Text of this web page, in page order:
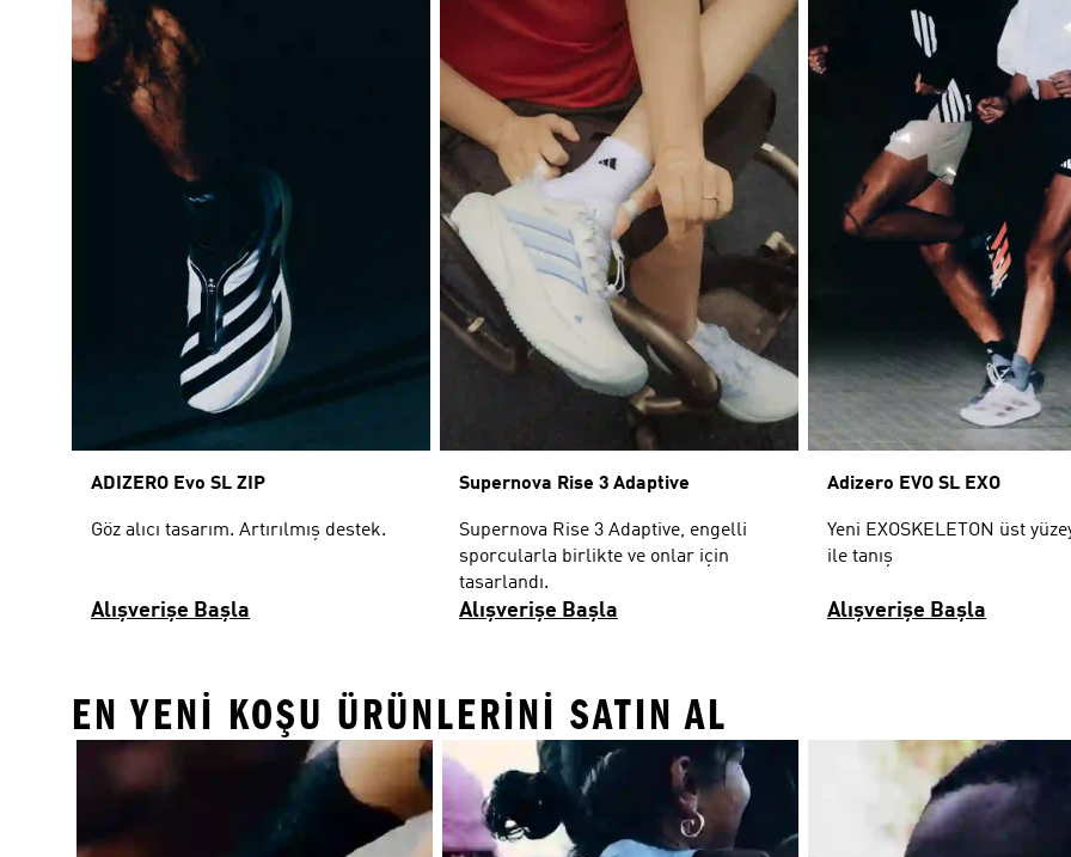
ADIZERO Evo SL ZIP
Göz alıcı tasarım. Artırılmış destek.
Alışverişe Başla
Supernova Rise 3 Adaptive
Supernova Rise 3 Adaptive, engelli
sporcularla birlikte ve onlar için
tasarlandı.
Alışverişe Başla
Adizero EVO SL EXO
Yeni EXOSKELETON üst
ile tanış
Alışverişe Başla
EN YENI KOŞU ÜRÜNLERINI SATIN AL